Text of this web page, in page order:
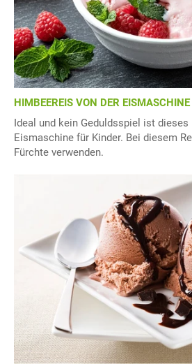
HIMBEEREIS VON DER EISMASCHINE
Ideal und kein Geduldsspiel ist
Eismaschine für Kinder. Bei diesem
Fürchte verwenden.